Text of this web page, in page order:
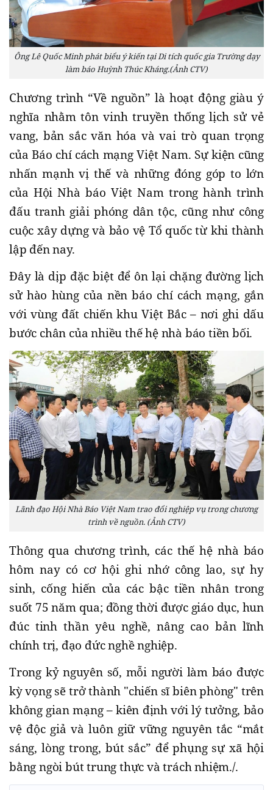
Ông Lê Quốc Minh phát biểu ý kiến tại Di tích quốc gia Trường dạy
làm báo Huỳnh Thúc Kháng.(Ảnh CTV)
Chương trình “Về nguồn” là hoạt động giàu ý
nghĩa nhằm tôn vinh truyền thống lịch sử vẻ
vang, bản sắc văn hóa và vai trò quan trọng
của Báo chí cách mạng Việt Nam. Sự kiện cũng
nhấn mạnh vị thế và những đóng góp to lớn
của Hội Nhà báo Việt Nam trong hành trình
đấu tranh giải phóng dân tộc, cũng như công
cuộc xây dựng và bảo vệ Tổ quốc từ khi thành
lập đến nay.
Đây là dịp đặc biệt để ôn lại chặng đường lịch
sử hào hùng của nền báo chí cách mạng, gắn
với vùng đất chiến khu Việt Bắc – nơi ghi dấu
bước chân của nhiều thế hệ nhà báo tiền bối.
Lãnh đạo Hội Nhà Báo Việt Nam trao đổi nghiệp vụ trong chương
trình về nguồn. (Ảnh CTV)
Thông qua chương trình, các thế hệ nhà báo
hôm nay có cơ hội ghi nhớ công lao, sự hy
sinh, cống hiến của các bậc tiền nhân trong
suốt 75 năm qua; đồng thời được giáo dục, hun
đúc tinh thần yêu nghề, nâng cao bản lĩnh
chính trị, đạo đức nghề nghiệp.
Trong kỷ nguyên số, mỗi người làm báo được
kỳ vọng sẽ trở thành "chiến sĩ biên phòng" trên
không gian mạng – kiên định với lý tưởng, bảo
vệ độc giả và luôn giữ vững nguyên tắc “mắt
sáng, lòng trong, bút sắc” để phụng sự xã hội
bằng ngòi bút trung thực và trách nhiệm./.